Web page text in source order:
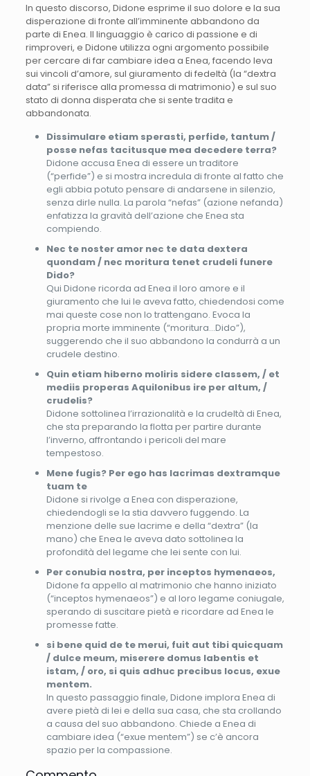
In questo discorso, Didone esprime il suo dolore e la sua
disperazione di fronte all’imminente abbandono da
parte di Enea. Il linguaggio è carico di passione e di
rimproveri, e Didone utilizza ogni argomento possibile
per cercare di far cambiare idea a Enea, facendo leva
sui vincoli d’amore, sul giuramento di fedeltà (la “dextra
data” si riferisce alla promessa di matrimonio) e sul suo
stato di donna disperata che si sente tradita e
abbandonata.
Dissimulare etiam sperasti, perfide, tantum /
posse nefas tacitusque mea decedere terra?
Didone accusa Enea di essere un traditore
(“perfide”) e si mostra incredula di fronte al fatto che
egli abbia potuto pensare di andarsene in silenzio,
senza dirle nulla. La parola “nefas” (azione nefanda)
enfatizza la gravità dell’azione che Enea sta
compiendo.
Nec te noster amor nec te data dextera
quondam / nec moritura tenet crudeli funere
Dido?
Qui Didone ricorda ad Enea il loro amore e il
giuramento che lui le aveva fatto, chiedendosi come
mai queste cose non lo trattengano. Evoca la
propria morte imminente (“moritura…Dido”),
suggerendo che il suo abbandono la condurrà a un
crudele destino.
Quin etiam hiberno moliris sidere classem, / et
mediis properas Aquilonibus ire per altum, /
crudelis?
Didone sottolinea l’irrazionalità e la crudeltà di Enea,
che sta preparando la flotta per partire durante
l’inverno, affrontando i pericoli del mare
tempestoso.
Mene fugis? Per ego has lacrimas dextramque
tuam te
Didone si rivolge a Enea con disperazione,
chiedendogli se la stia davvero fuggendo. La
menzione delle sue lacrime e della “dextra” (la
mano) che Enea le aveva dato sottolinea la
profondità del legame che lei sente con lui.
Per conubia nostra, per inceptos hymenaeos,
Didone fa appello al matrimonio che hanno iniziato
(“inceptos hymenaeos”) e al loro legame coniugale,
sperando di suscitare pietà e ricordare ad Enea le
promesse fatte.
si bene quid de te merui, fuit aut tibi quicquam
/ dulce meum, miserere domus labentis et
istam, / oro, si quis adhuc precibus locus, exue
mentem.
In questo passaggio finale, Didone implora Enea di
avere pietà di lei e della sua casa, che sta crollando
a causa del suo abbandono. Chiede a Enea di
cambiare idea (“exue mentem”) se c’è ancora
spazio per la compassione.